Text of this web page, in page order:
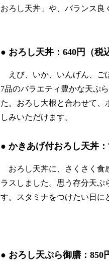
おろし天丼」や、バランス良
● おろし天丼：640円（税
えび、いか、いんげん、ご
7品のバラエティ豊かな天ぷ
た。おろし大根と合わせて、
しみいただけます。
● かきあげ付おろし天丼：
おろし天丼に、さくさく食
ラスしました。思う存分天
す。スタミナをつけたい日に
● おろし天ぷら御膳：850